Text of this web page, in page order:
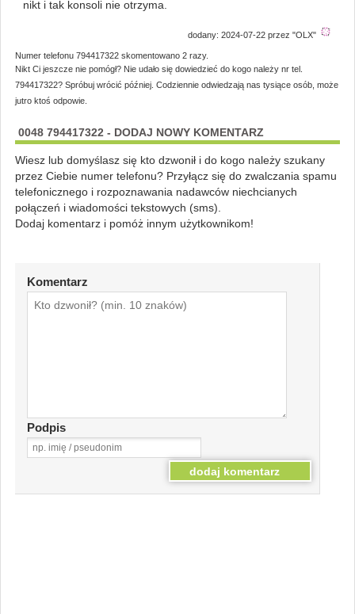
nikt i tak konsoli nie otrzyma.
dodany: 2024-07-22 przez "OLX"
Numer telefonu 794417322 skomentowano 2 razy.
Nikt Ci jeszcze nie pomógł? Nie udało się dowiedzieć do kogo należy nr tel.
794417322? Spróbuj wrócić później. Codziennie odwiedzają nas tysiące osób, może
jutro ktoś odpowie.
0048 794417322 - DODAJ NOWY KOMENTARZ
Wiesz lub domyślasz się kto dzwonił i do kogo należy szukany
przez Ciebie numer telefonu? Przyłącz się do zwalczania spamu
telefonicznego i rozpoznawania nadawców niechcianych
połączeń i wiadomości tekstowych (sms).
Dodaj komentarz i pomóż innym użytkownikom!
Komentarz
Podpis